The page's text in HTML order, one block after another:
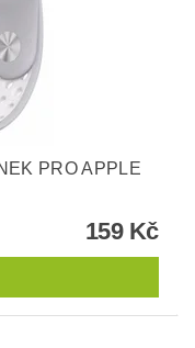
PRO APPLE
159 Kč